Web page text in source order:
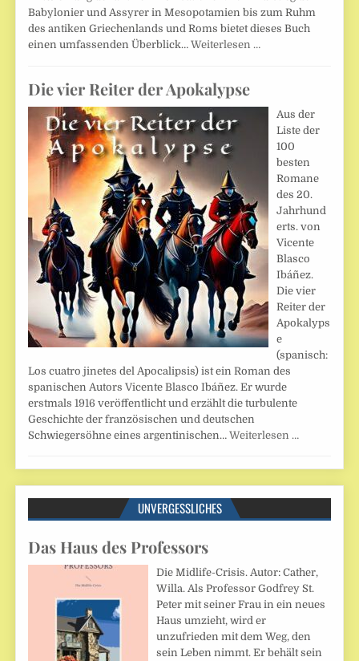
Babylonier und Assyrer in Mesopotamien bis zum Ruhm
des antiken Griechenlands und Roms bietet dieses Buch
einen umfassenden Überblick…Weiterlesen …
Die vier Reiter der Apokalypse
Aus der
Liste der
100
besten
Romane
des 20.
Jahrhund
erts. von
Vicente
Blasco
Ibáñez.
Die vier
Reiter der
Apokalyps
e
(spanisch:
Los cuatro jinetes del Apocalipsis) ist ein Roman des
spanischen Autors Vicente Blasco Ibáñez. Er wurde
erstmals 1916 veröffentlicht und erzählt die turbulente
Geschichte der französischen und deutschen
Schwiegersöhne eines argentinischen…Weiterlesen …
UNVERGESSLICHES
Das Haus des Professors
Die Midlife-Crisis. Autor: Cather,
Willa. Als Professor Godfrey St.
Peter mit seiner Frau in ein neues
Haus umzieht, wird er
unzufrieden mit dem Weg, den
sein Leben nimmt. Er behält sein